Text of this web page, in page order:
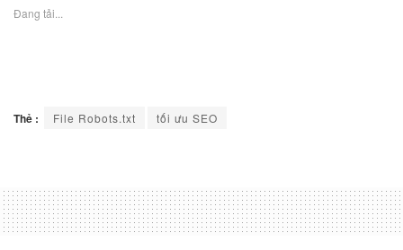
Đang tải...
Thẻ : File Robots.txt tối ưu SEO